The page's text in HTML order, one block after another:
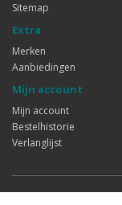
Sitemap
Extra
Merken
Aanbiedingen
Mijn account
Mijn account
Bestelhistorie
Verlanglijst